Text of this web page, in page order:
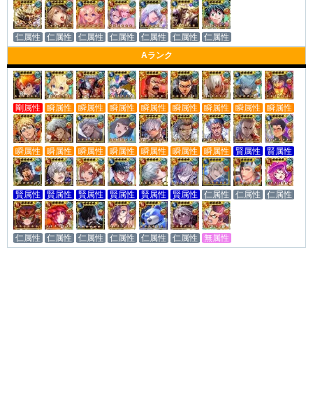
仁属性 仁属性 仁属性 仁属性 仁属性 仁属性
仁属性
Aランク
剛属性 瞬属性 瞬属性 瞬属性 瞬属性 瞬属性 瞬属性 瞬属性 瞬属性
瞬属性 瞬属性 瞬属性 瞬属性 瞬属性 瞬属性 瞬属性 賢属性 賢属性
賢属性 賢属性 賢属性 賢属性 賢属性 賢属性 仁属性 仁属性 仁属性
仁属性 仁属性 仁属性 仁属性 仁属性 仁属性 無属性